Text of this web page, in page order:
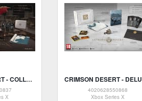
CRIMSON DESERT - COLLECTOR'S EDITION - VERSION XBOX SERIES X
X
4020628550868
Xbox Series X